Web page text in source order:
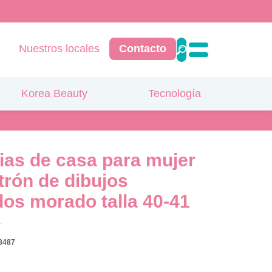
Nuestros locales Contacto
Korea Beauty Tecnología
de casa para mujer
de dibujos
morado talla 40-41